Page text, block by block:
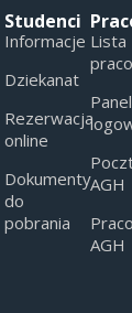
Studenci
Informacje
Dziekanat
Rezerwacja
online
Dokumenty
do
pobrania
Lista
Panel
AGH
AGH